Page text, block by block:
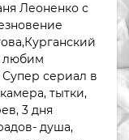
Леоненко с
любим
сериал в
тытки,
3 дня
душа,